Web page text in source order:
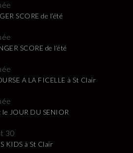
SCORE de l’été
SCORE de l’été
A LA FICELLE à St Clair
JOUR DU SENIOR
30
KIDS à St Clair